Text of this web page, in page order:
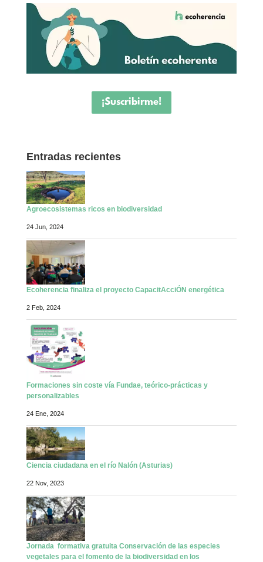
¡Suscribirme!
Entradas recientes
Agroecosistemas ricos en biodiversidad
24 Jun, 2024
Ecoherencia finaliza el proyecto CapacitAcciÓN energética
2 Feb, 2024
Formaciones sin coste vía Fundae, teórico-prácticas y
personalizables
24 Ene, 2024
Ciencia ciudadana en el río Nalón (Asturias)
22 Nov, 2023
Jornada formativa gratuita Conservación de las especies
vegetales para el fomento de la biodiversidad en los